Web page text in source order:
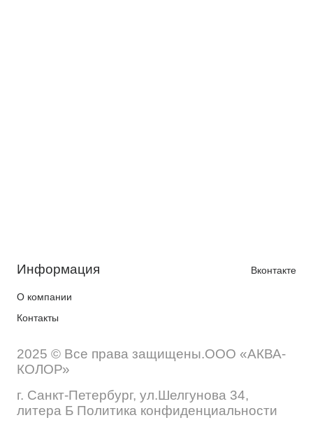
Информация
О компании
Контакты
Вконтакте
2025 © Все права защищены.ООО «АКВА-
КОЛОР»
г. Санкт-Петербург, ул.Шелгунова 34,
литера Б Политика конфиденциальности